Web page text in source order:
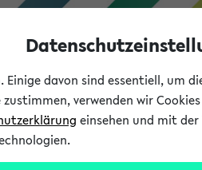
Einige davon sind essentiell,
verwenden wir
einsehen und mit